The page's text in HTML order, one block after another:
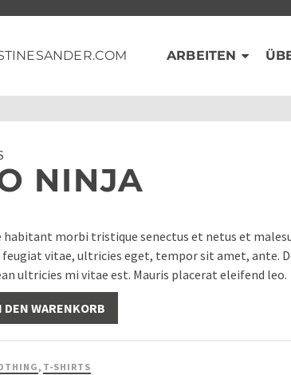
ARBEITEN
NINJA
habitant morbi tristique senectus et netus et
vitae, ultricies eget, tempor sit amet, ante.
ultricies mi vitae est. Mauris placerat eleifend leo.
DEN WARENKORB
, T-SHIRTS